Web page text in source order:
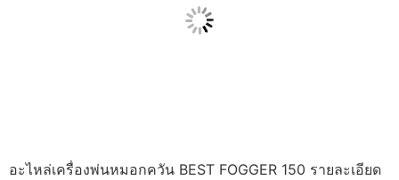
อะไหล่เครื่องพ่นหมอกควัน BEST FOGGER 150 รายละเอียด